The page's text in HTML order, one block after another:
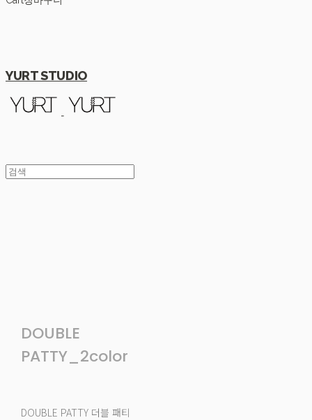
YURT STUDIO
DOUBLE
PATTY_2color
DOUBLE PATTY 더블 패티